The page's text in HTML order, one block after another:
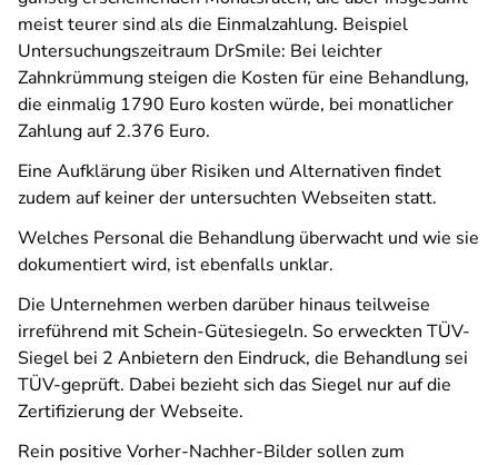
meist teurer sind als die Einmalzahlung. Beispiel
Untersuchungszeitraum DrSmile: Bei leichter
Zahnkrümmung steigen die Kosten für eine Behandlung,
die einmalig 1790 Euro kosten würde, bei monatlicher
Zahlung auf 2.376 Euro.
Eine Aufklärung über Risiken und Alternativen findet
zudem auf keiner der untersuchten Webseiten statt.
Welches Personal die Behandlung überwacht und wie sie
dokumentiert wird, ist ebenfalls unklar.
Die Unternehmen werben darüber hinaus teilweise
irreführend mit Schein-Gütesiegeln. So erweckten TÜV-
Siegel bei 2 Anbietern den Eindruck, die Behandlung sei
TÜV-geprüft. Dabei bezieht sich das Siegel nur auf die
Zertifizierung der Webseite.
Rein positive Vorher-Nachher-Bilder sollen zum